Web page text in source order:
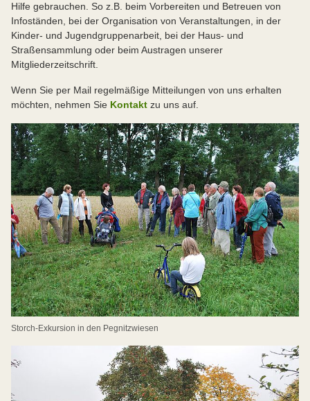
Hilfe gebrauchen. So z.B. beim Vorbereiten und Betreuen von
Infoständen, bei der Organisation von Veranstaltungen, in der
Kinder- und Jugendgruppenarbeit, bei der Haus- und
Straßensammlung oder beim Austragen unserer
Mitgliederzeitschrift.
Wenn Sie per Mail regelmäßige Mitteilungen von uns erhalten
möchten, nehmen Sie Kontakt zu uns auf.
Storch-Exkursion in den Pegnitzwiesen